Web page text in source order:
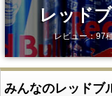
レッド
レビュー：97
みんなのレッドブ